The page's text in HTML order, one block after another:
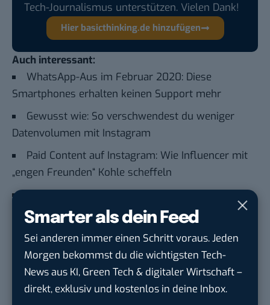
Smarter als dein Feed
Sei anderen immer einen Schritt voraus. Jeden
Morgen bekommst du die wichtigsten Tech-
News aus KI, Green Tech & digitaler Wirtschaft –
direkt, exklusiv und kostenlos in deine Inbox.
Tech-Journalismus unterstützen. Vielen Dank!
Hier basicthinking.de hinzufügen
Auch interessant:
WhatsApp-Aus im Februar 2020: Diese
Smartphones erhalten keinen Support mehr
Gewusst wie: So verschwendest du weniger
Datenvolumen mit Instagram
Paid Content auf Instagram: Wie Influencer mit
„engen Freunden“ Kohle scheffeln
Messenger People in München
Du möchtest nicht abgehängt werden, wenn es um
KI, Green Tech und die Tech-Themen von Morgen
geht? Über 12.000 smarte Leser bekommen jeden